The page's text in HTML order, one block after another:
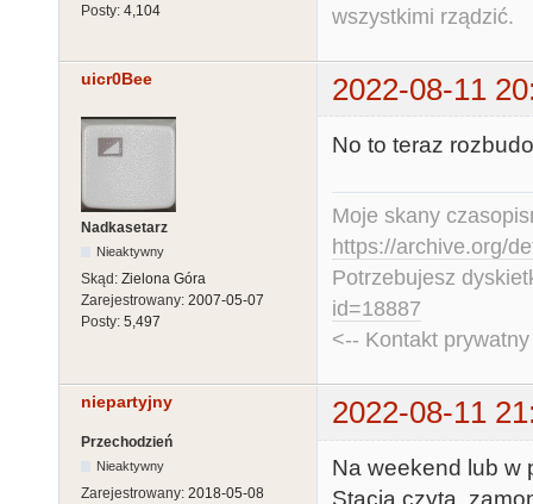
Posty: 4,104
wszystkimi rządzić.
uicr0Bee 2022-08-11
Nadkasetarz
Nieaktywny
Skąd: Zielona Góra
Zarejestrowany: 2007-05-07
Posty: 5,497
No to teraz
Moje skany
https://archive.org/
Potrzebujesz
id=18887
<-- Kontakt
niepartyjny 2022-08-11
Przechodzień
Nieaktywny
Zarejestrowany: 2018-05-08
Na weekend lub w
Stacja czyta,